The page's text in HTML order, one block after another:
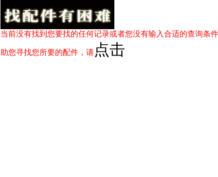
当前没有找到您要找的任何记录或者您没有输入合适的查询条
助您寻找您所要的配件，请 点击